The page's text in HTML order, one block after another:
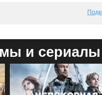
и сериалы